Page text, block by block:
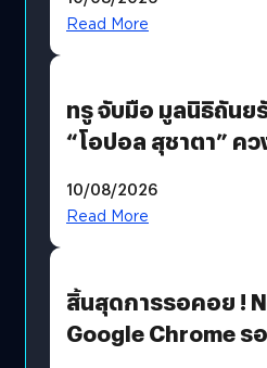
รักแน่นฮอลล์
Read More
ทรู จับมือ มูลนิธิถันย
“โอปอล สุชาตา” ค
เติมเต็มความหมายวั
10/08/2026
Read More
สิ้นสุดการรอคอย !
Google Chrome ร